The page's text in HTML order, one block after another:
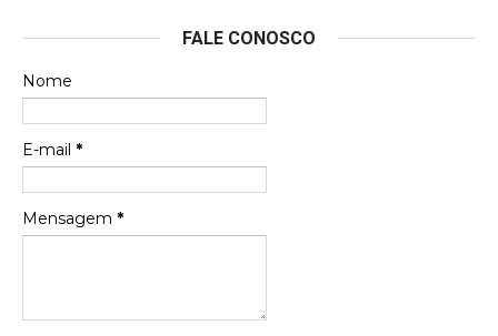
futuras aquisições, e olhando o encarte aqui, me
Francierton
Espero que tenham sentido minha falta, informo
que estou de volta para trazer mais contribuições
FALE CONOSCO
Nome
E-mail *
Mensagem *